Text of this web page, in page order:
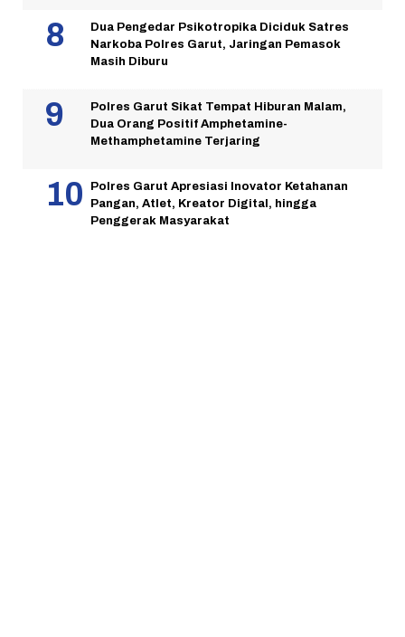
Dua Pengedar Psikotropika Diciduk Satres
Narkoba Polres Garut, Jaringan Pemasok
Masih Diburu
Polres Garut Sikat Tempat Hiburan Malam,
Dua Orang Positif Amphetamine-
Methamphetamine Terjaring
Polres Garut Apresiasi Inovator Ketahanan
Pangan, Atlet, Kreator Digital, hingga
Penggerak Masyarakat